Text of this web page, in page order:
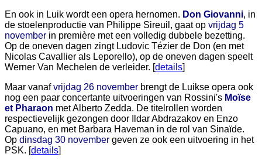
En ook in Luik wordt een opera hernomen. Don Giovanni, in
de stoelenproductie van Philippe Sireuil, gaat op vrijdag 5
november in première met een volledig dubbele bezetting.
Op de oneven dagen zingt Ludovic Tézier de Don (en met
Nicolas Cavallier als Leporello), op de oneven dagen speelt
Werner Van Mechelen de verleider. [details]
Maar vanafvrijdag 26 november brengt de Luikse opera ook
nog een paar concertante uitvoeringen van Rossini's Moïse
et Pharaon met Alberto Zedda. De titelrollen worden
respectievelijk gezongen door Ildar Abdrazakov en Enzo
Capuano, en met Barbara Haveman in de rol van Sinaïde.
Op dinsdag 30 november geven ze ook een uitvoering in het
PSK. [details]